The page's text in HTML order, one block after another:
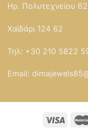
Ηρ. Πολυτεχνείου
Χαϊδάρι 124 62
Τηλ: +30 210 5822
Email: